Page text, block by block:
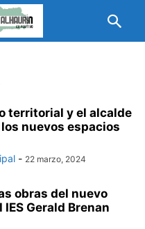
territorial y el alcalde
nuevos espacios
- 22 marzo, 2024
obras del nuevo
Gerald Brenan